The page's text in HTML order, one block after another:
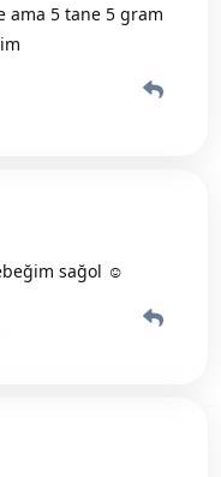
ama 5 tane 5 gram
sağol ☺️